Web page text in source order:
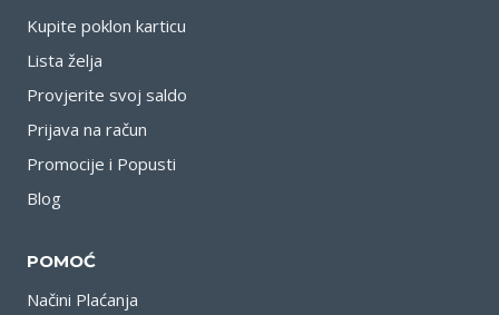
Kupite poklon karticu
Lista želja
Provjerite svoj saldo
Prijava na račun
Promocije i Popusti
Blog
POMOĆ
Načini Plaćanja